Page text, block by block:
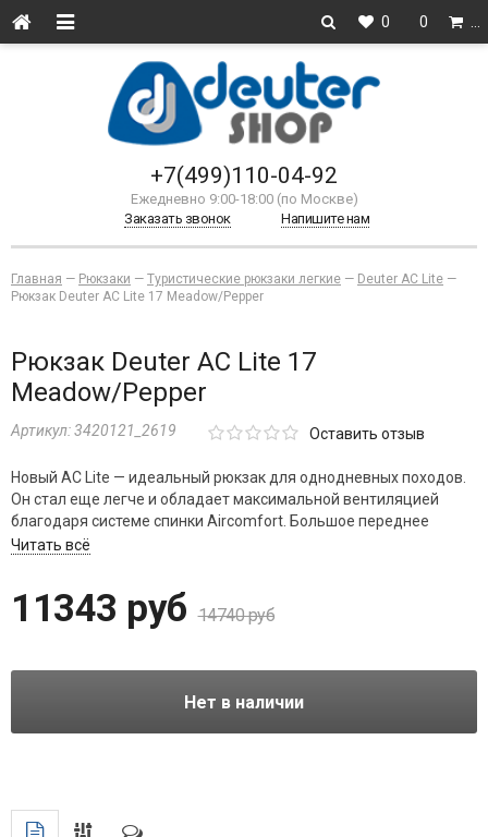
0 0
+7(499)110-04-92
Ежедневно 9:00-18:00 (по Москве)
Заказать звонок
Напишите нам
Главная — Рюкзаки — Туристические рюкзаки легкие — Deuter AС Lite —
Рюкзак Deuter AC Lite 17 Meadow/Pepper
Рюкзак Deuter AC Lite 17
Meadow/Pepper
Артикул:3420121_2619 Оставить отзыв
Новый AC Lite — идеальный рюкзак для однодневных походов.
Он стал еще легче и обладает максимальной вентиляцией
благодаря системе спинки Aircomfort. Большое переднее
отверстие на молнии обеспечивает отличный доступ. Смартфон
внешней стороне рюкзака с помощью дополнительного
Читать всё
11343 руб 14740 руб
Нет в наличии